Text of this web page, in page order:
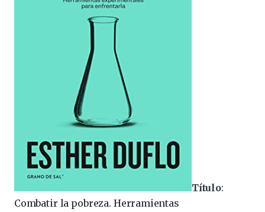
Título:
Combatir la pobreza. Herramientas